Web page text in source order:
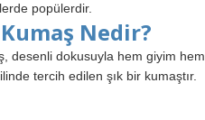
popülerdir.
Nedir?
desenli dokusuyla hem giyim hem
tercih edilen şık bir kumaştır.